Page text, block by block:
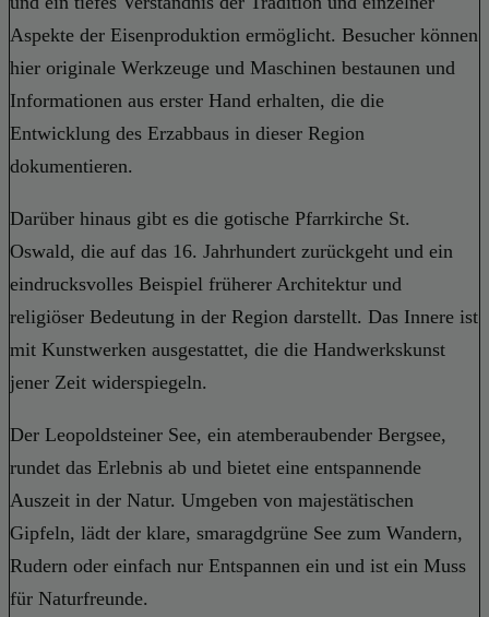
Aspekte der Eisenproduktion ermöglicht. Besucher können
hier originale Werkzeuge und Maschinen bestaunen und
Informationen aus erster Hand erhalten, die die
Entwicklung des Erzabbaus in dieser Region
dokumentieren.
Darüber hinaus gibt es die gotische Pfarrkirche St.
Oswald, die auf das 16. Jahrhundert zurückgeht und ein
eindrucksvolles Beispiel früherer Architektur und
religiöser Bedeutung in der Region darstellt. Das Innere ist
mit Kunstwerken ausgestattet, die die Handwerkskunst
jener Zeit widerspiegeln.
Der Leopoldsteiner See, ein atemberaubender Bergsee,
rundet das Erlebnis ab und bietet eine entspannende
Auszeit in der Natur. Umgeben von majestätischen
Gipfeln, lädt der klare, smaragdgrüne See zum Wandern,
Rudern oder einfach nur Entspannen ein und ist ein Muss
für Naturfreunde.